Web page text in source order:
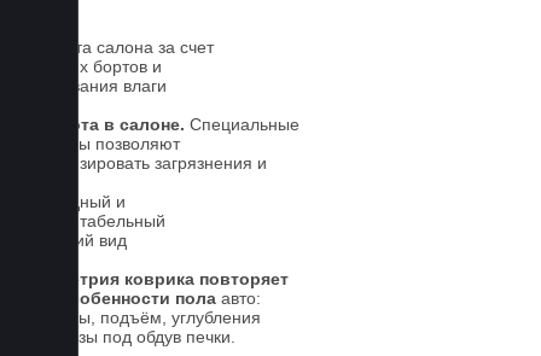
Чистота салона за счет
высоких бортов и
впитывания влаги
Чистота в салоне. Специальные
выступы позволяют
локализировать загрязнения и
Солидный и
презентабельный
внешний вид
Геометрия коврика повторяет
все особенности пола авто:
выступы, подъём, углубления
и вырезы под обдув печки.